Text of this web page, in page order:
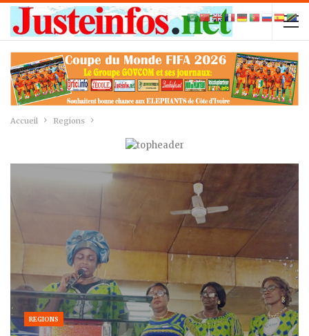
Accueil Regions
REGIONS